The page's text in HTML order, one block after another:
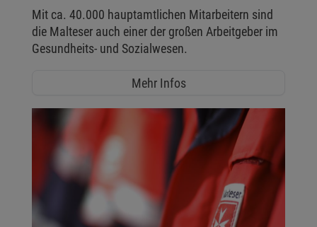
Mit ca. 40.000 hauptamtlichen Mitarbeitern sind
die Malteser auch einer der großen Arbeitgeber im
Gesundheits- und Sozialwesen.
Mehr Infos